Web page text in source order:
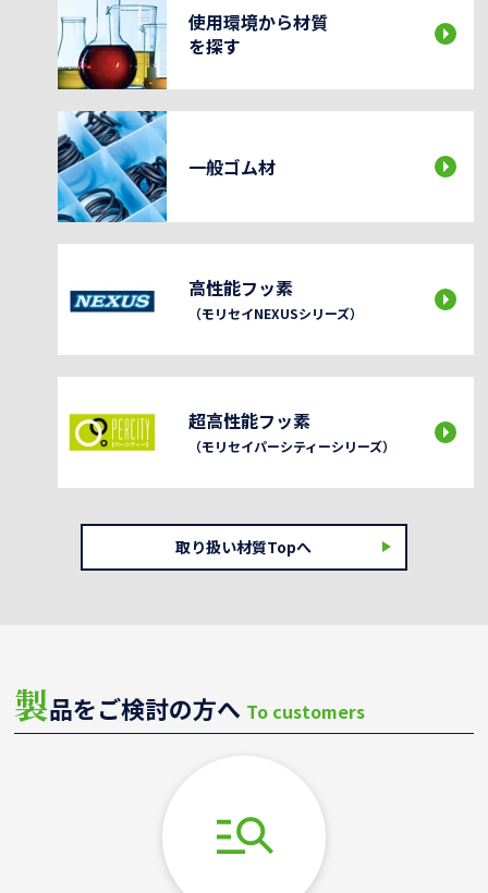
使用環境から材質
を探す
一般ゴム材
高性能フッ素
（モリセイNEXUSシリーズ）
超高性能フッ素
（モリセイパーシティーシリーズ）
取り扱い材質Topへ
製品をご検討の方へ To customers